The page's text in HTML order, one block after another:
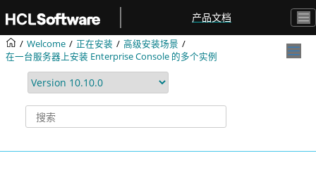
产品文档
Welcome 正在安装
高级安装场景
在一台服务器上安装 Enterprise Console 的多个实例